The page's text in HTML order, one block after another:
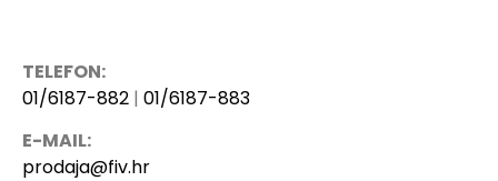
TELEFON:
01/6187-882 | 01/6187-883
E-MAIL:
prodaja@fiv.hr